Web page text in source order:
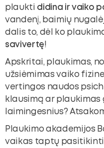
plaukti
didina ir vaiko
vandenį, baimių
dalis to, dėl ko
savivertę!
Apskritai, plaukimas,
užsiėmimas vaiko
vertingos naudos
klausimą ar
laimingesnius?
Plaukimo akademijos
vaikas taptų